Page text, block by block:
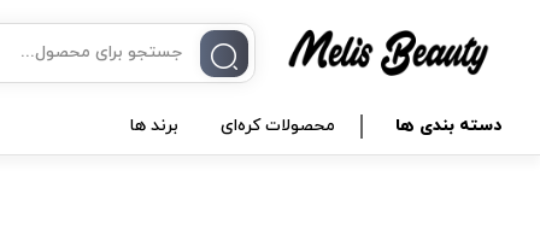
دسته بندی ها محصولات کره‌ای برند ها